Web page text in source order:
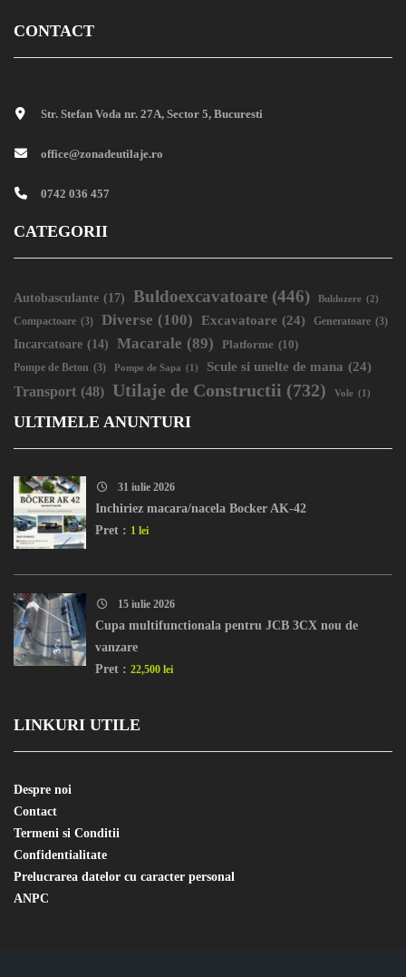
CONTACT
Str. Stefan Voda nr. 27A, Sector 5, Bucuresti
office@zonadeutilaje.ro
0742 036 457
CATEGORII
Autobasculante (17) Buldoexcavatoare (446) Buldozere (2)
Compactoare (3) Diverse (100) Excavatoare (24) Generatoare (3)
Incarcatoare (14) Macarale (89) Platforme (10)
Pompe de Beton (3) Pompe de Sapa (1) Scule si unelte de mana (24)
Transport (48) Utilaje de Constructii (732) Vole (1)
ULTIMELE ANUNTURI
31 iulie 2026
Inchiriez macara/nacela Bocker AK-42
Pret : 1 lei
15 iulie 2026
Cupa multifunctionala pentru JCB 3CX nou de
vanzare
Pret : 22,500 lei
LINKURI UTILE
Despre noi
Contact
Termeni si Conditii
Confidentialitate
Prelucrarea datelor cu caracter personal
ANPC